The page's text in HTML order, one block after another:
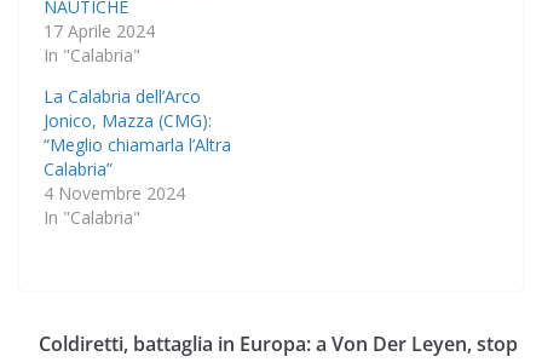
NAUTICHE
17 Aprile 2024
In "Calabria"
La Calabria dell’Arco
Jonico, Mazza (CMG):
“Meglio chiamarla l’Altra
Calabria”
4 Novembre 2024
In "Calabria"
Coldiretti, battaglia in Europa: a Von Der Leyen, stop